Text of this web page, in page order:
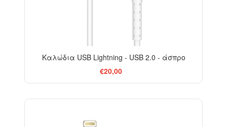
Καλώδια USB Lightning - USB 2.0 - άσπρο
€20,00